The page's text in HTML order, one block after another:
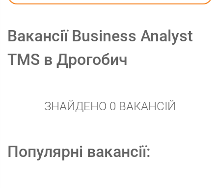
Вакансії Business Analyst
TMS в Дрогобич
ЗНАЙДЕНО 0 ВАКАНСІЙ
Популярні вакансії: